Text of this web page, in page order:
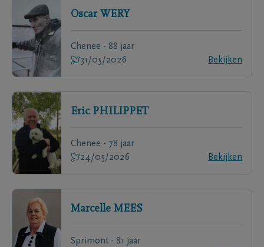
Oscar WERY
Chenee - 88 jaar
31/05/2026
Bekijken
Eric PHILIPPET
Chenee - 78 jaar
24/05/2026
Bekijken
Marcelle MEES
Sprimont - 81 jaar